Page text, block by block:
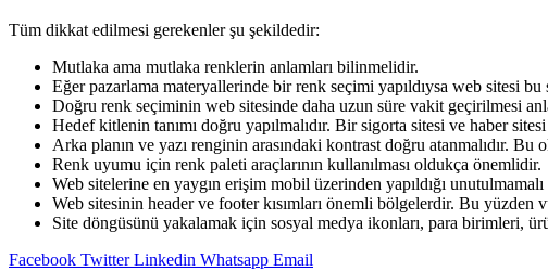
Tüm dikkat edilmesi gerekenler şu şekildedir:
Mutlaka ama mutlaka renklerin anlamları bilinmelidir.
Eğer pazarlama materyallerinde bir renk seçimi yapıldıysa web sitesi bu
Doğru renk seçiminin web sitesinde daha uzun süre vakit geçirilmesi
Hedef kitlenin tanımı doğru yapılmalıdır. Bir sigorta sitesi ve haber
Arka planın ve yazı renginin arasındaki kontrast doğru atanmalıdır. Bu
Renk uyumu için renk paleti araçlarının kullanılması oldukça önemlidir.
Web sitelerine en yaygın erişim mobil üzerinden yapıldığı
Web sitesinin header ve footer kısımları önemli bölgelerdir. Bu
Site döngüsünü yakalamak için sosyal medya ikonları, para birimleri,
Facebook TwitterLinkedin Whatsapp Email